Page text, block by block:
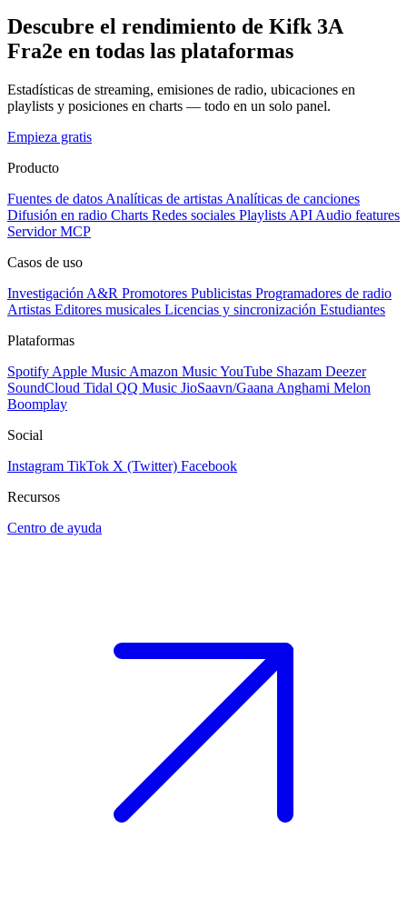
Descubre el rendimiento de Kifk 3A
Fra2e en todas las plataformas
Estadísticas de streaming, emisiones de radio, ubicaciones en
playlists y posiciones en charts — todo en un solo panel.
Empieza gratis
Producto
Fuentes de datos Analíticas de artistas Analíticas de canciones
Difusión en radio Charts Redes sociales Playlists API Audio features
Servidor MCP
Casos de uso
Investigación A&R Promotores Publicistas Programadores de radio
Artistas Editores musicales Licencias y sincronización Estudiantes
Plataformas
Spotify Apple Music Amazon MusicYouTube Shazam Deezer
SoundCloud Tidal QQ Music JioSaavn/Gaana Anghami Melon
Boomplay
Social
Instagram TikTok X (Twitter) Facebook
Recursos
Centro de ayuda